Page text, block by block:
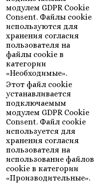
модулем GDPR Cookie
Consent. Файлы cookie
используются для
хранения согласия
пользователя на
файлы cookie в
категории
«Необходимые».
Этот файл cookie
устанавливается
подключаемым
модулем GDPR Cookie
Consent. Файл cookie
используется для
хранения согласия
пользователя на
использование файлов
cookie в категории
«Производительные».